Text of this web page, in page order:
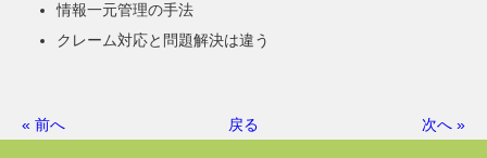
情報一元管理の手法
クレーム対応と問題解決は違う
« 前へ 戻る 次へ »